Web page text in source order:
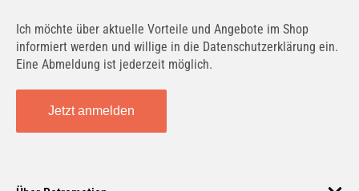
Ich möchte über aktuelle Vorteile und Angebote im Shop
informiert werden und willige in die Datenschutzerklärung ein.
Eine Abmeldung ist jederzeit möglich.
Jetzt anmelden